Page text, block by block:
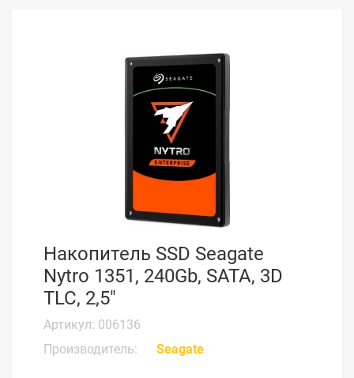
Накопитель SSD Seagate
Nytro 1351, 240Gb, SATA, 3D
TLC, 2,5"
Артикул: 006136
Производитель:
Seagate